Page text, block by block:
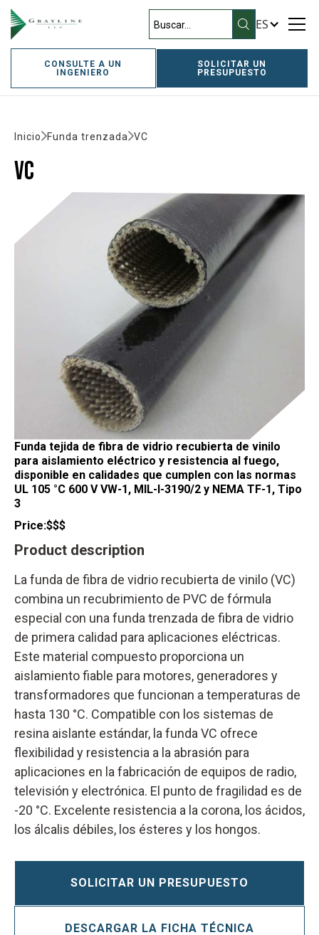
ES
CONSULTE A UN
INGENIERO
SOLICITAR UN
PRESUPUESTO
Inicio Funda trenzada VC
VC
Funda tejida de fibra de vidrio recubierta de vinilo
para aislamiento eléctrico y resistencia al fuego,
disponible en calidades que cumplen con las normas
UL 105 °C 600 V VW-1, MIL-I-3190/2 y NEMA TF-1, Tipo
3
Price:$$$
Product description
La funda de fibra de vidrio recubierta de vinilo (VC)
combina un recubrimiento de PVC de fórmula
especial con una funda trenzada de fibra de vidrio
de primera calidad para aplicaciones eléctricas.
Este material compuesto proporciona un
aislamiento fiable para motores, generadores y
transformadores que funcionan a temperaturas de
hasta 130 °C. Compatible con los sistemas de
resina aislante estándar, la funda VC ofrece
flexibilidad y resistencia a la abrasión para
aplicaciones en la fabricación de equipos de radio,
televisión y electrónica. El punto de fragilidad es de
-20 °C. Excelente resistencia a la corona, los ácidos,
los álcalis débiles, los ésteres y los hongos.
SOLICITAR UN PRESUPUESTO
DESCARGAR LA FICHA TÉCNICA